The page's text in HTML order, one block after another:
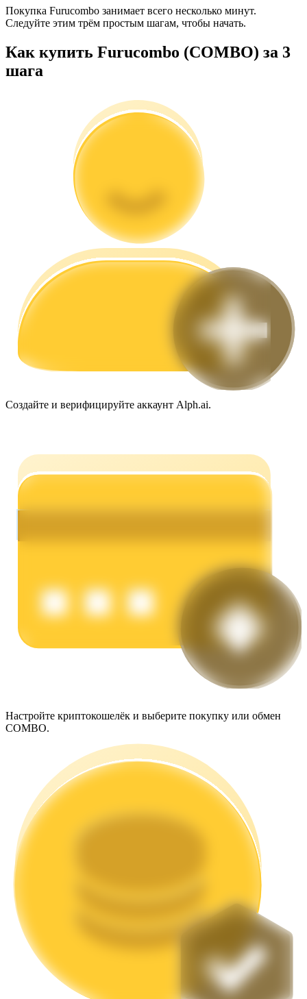
Информация
Анализ больших данных, включая торговую информацию
Руководство для начинающих по фьючерсам
Узнайте, как оставаться прибыльным
Заработок
Получайте конкурентные награды ежедневно
Стейкинг
Высокая прибыль и мгновенный доступ
Launchpool
Гибкая ставка для заработка популярных токенов
Покупка Furucombo занимает всего несколько минут.
Следуйте этим трём простым шагам, чтобы начать.
Как купить Furucombo (COMBO) за 3
шага
Создайте и верифицируйте аккаунт Alph.ai.
Настройте криптокошелёк и выберите покупку или обмен
COMBO.